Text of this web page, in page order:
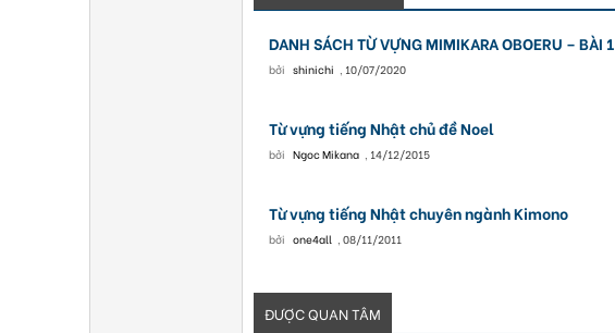
DANH SÁCH TỪ VỰNG MIMIKARA OBOERU – BÀI 1
bởi shinichi 10/07/2020
Từ vựng tiếng Nhật chủ đề Noel
bởi Ngoc Mikana 14/12/2015
Từ vựng tiếng Nhật chuyên ngành Kimono
bởi one4all 08/11/2011
ĐƯỢC QUAN TÂM